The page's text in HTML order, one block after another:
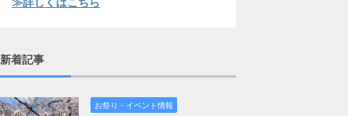
新着記事
お祭り・イベント情報